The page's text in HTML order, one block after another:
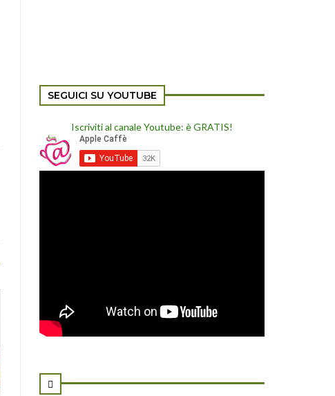
SEGUICI SU YOUTUBE
Iscriviti al canale Youtube: è GRATIS!
